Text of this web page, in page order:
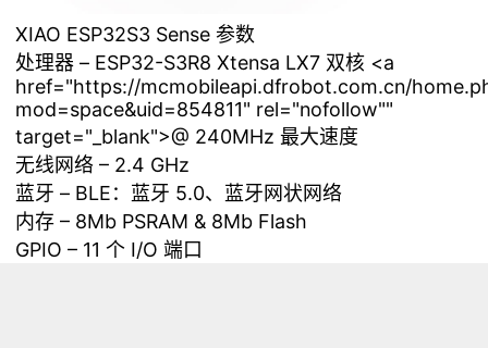
XIAO ESP32S3 Sense 参数
处理器 – ESP32-S3R8 Xtensa LX7 双核 <a
href="https://mcmobileapi.dfrobot.com.cn/
mod=space&uid=854811" rel="nofollow""
target="_blank">@ 240MHz 最大速度
无线网络 – 2.4 GHz
蓝牙 – BLE：蓝牙 5.0、蓝牙网状网络
内存 – 8Mb PSRAM & 8Mb Flash
GPIO – 11 个 I/O 端口